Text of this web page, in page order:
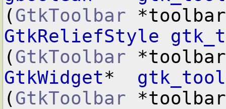
(GtkToolbar
GtkReliefStyle
(GtkToolbar
GtkWidget*
(GtkToolbar